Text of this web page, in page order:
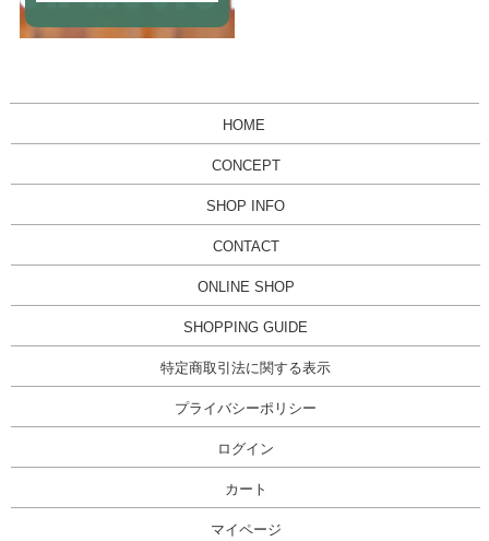
HOME
CONCEPT
SHOP INFO
CONTACT
ONLINE SHOP
SHOPPING GUIDE
特定商取引法に関する表示
プライバシーポリシー
ログイン
カート
マイページ